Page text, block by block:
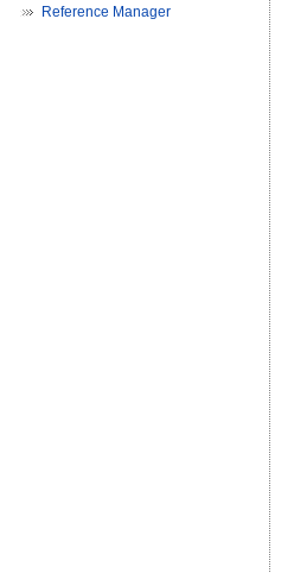
Reference Manager